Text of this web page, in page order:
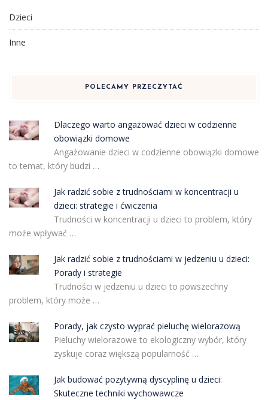
Dzieci
Inne
POLECAMY PRZECZYTAĆ
Dlaczego warto angażować dzieci w codzienne
obowiązki domowe
Angażowanie dzieci w codzienne obowiązki domowe
to temat, który budzi …
Jak radzić sobie z trudnościami w koncentracji u
dzieci: strategie i ćwiczenia
Trudności w koncentracji u dzieci to problem, który
może wpływać …
Jak radzić sobie z trudnościami w jedzeniu u dzieci:
Porady i strategie
Trudności w jedzeniu u dzieci to powszechny
problem, który może …
Porady, jak czysto wyprać pieluchę wielorazową
Pieluchy wielorazowe to ekologiczny wybór, który
zyskuje coraz większą popularność …
Jak budować pozytywną dyscyplinę u dzieci:
Skuteczne techniki wychowawcze